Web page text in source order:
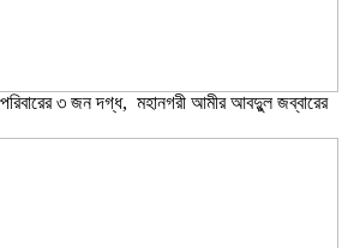
৩ জন দগ্ধ, মহানগরী আমীর আবদুুল জব্বারের